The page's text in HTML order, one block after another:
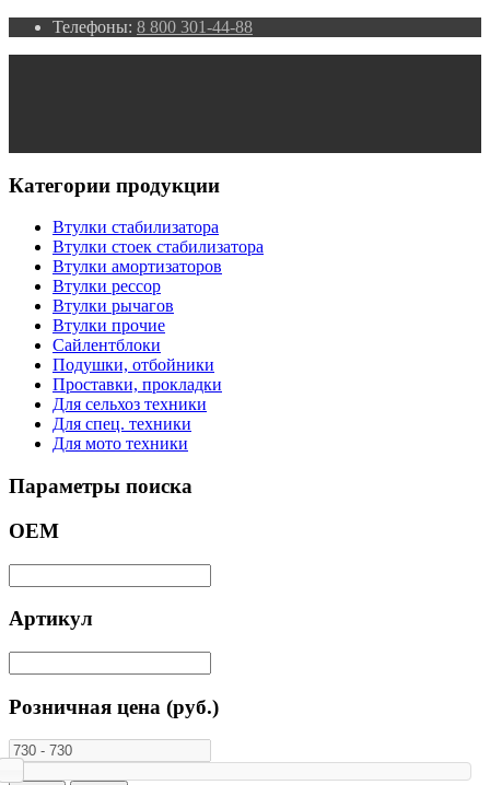
Телефоны: 8 800 301-44-88
Категории продукции
Втулки стабилизатора
Втулки стоек стабилизатора
Втулки амортизаторов
Втулки рессор
Втулки рычагов
Втулки прочие
Сайлентблоки
Подушки, отбойники
Проставки, прокладки
Для сельхоз техники
Для спец. техники
Для мото техники
Параметры поиска
ОЕМ
Артикул
Розничная цена (руб.)